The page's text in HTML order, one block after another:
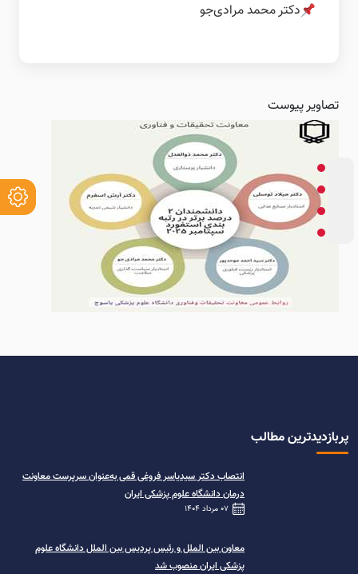
دکتر محمد مرادی‌جو
تصاویر پیوست
پربازدیدترین مطالب
انتصاب دکتر سیدیاسر فروغی قمی به‌عنوان سرپرست معاونت
درمان دانشگاه علوم پزشکی ایران
07 مرداد 1404
معاون بین الملل و رئیس پردیس بین الملل دانشگاه علوم
پزشکی ایران منصوب شد